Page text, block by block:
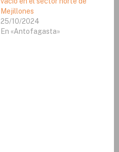
Mejillones
25/10/2024
En «Antofagasta»